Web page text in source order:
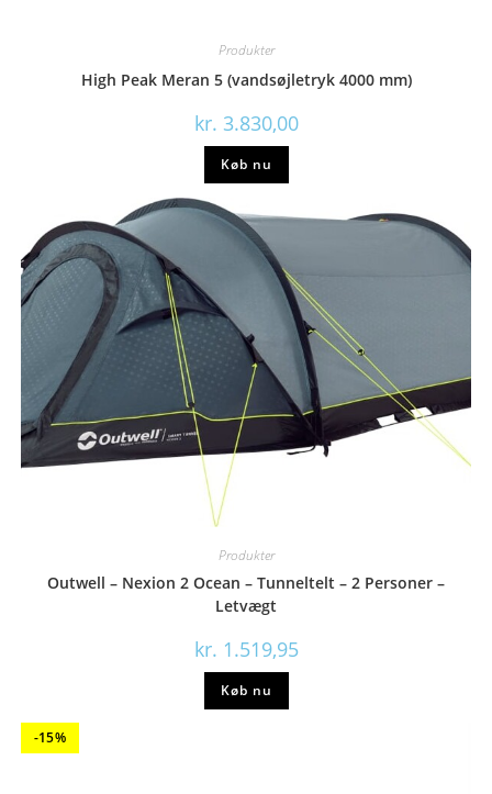
Produkter
High Peak Meran 5 (vandsøjletryk 4000 mm)
kr. 3.830,00
Køb nu
Produkter
Outwell – Nexion 2 Ocean – Tunneltelt – 2 Personer –
Letvægt
kr. 1.519,95
Køb nu
-15%